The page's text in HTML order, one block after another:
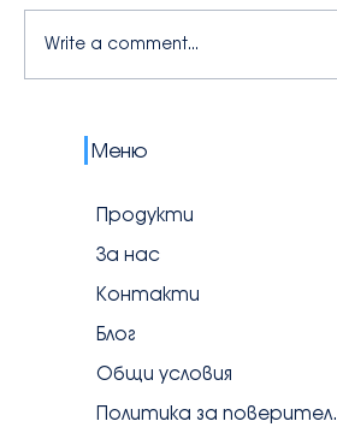
🥤 Back to School
поддържаме децата
Write a comment...
Меню
Продукти
За нас
Контакти
Блог
Общи условия